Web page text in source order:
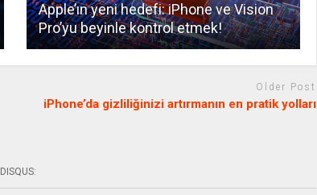
Apple’ın yeni hedefi: iPhone ve Vision
Pro’yu beyinle kontrol etmek!
Older Post
iPhone’da gizliliğinizi artırmanın en pratik yolları
DISQUS: